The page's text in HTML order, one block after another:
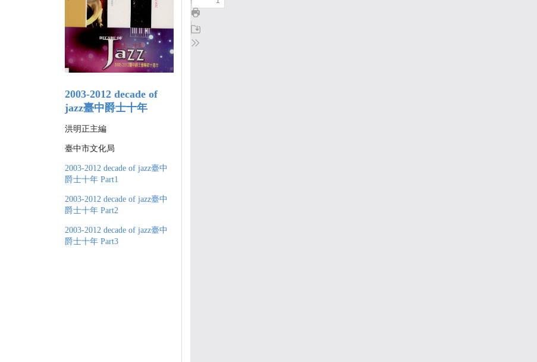
2003-2012 decade of
jazz臺中爵士十年
洪明正主編
臺中市文化局
2003-2012 decade of jazz臺中
爵士十年 Part1
2003-2012 decade of jazz臺中
爵士十年 Part2
2003-2012 decade of jazz臺中
爵士十年 Part3